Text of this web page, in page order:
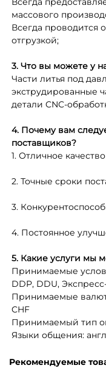
массового
Всегда проводится
отгрузкой;
3. Что вы можете у
Части литья под
экструдированные
детали CNC-
4. Почему вам
поставщиков?
1. Отличное качество
2. Точные сроки
3.
4. Постоянное
5. Какие услуги мы
Принимаемые
DDP, DDU,
Принимаемые
CHF
Принимаемый тип
Языки общения:
Рекомендуемые